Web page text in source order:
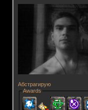
Абстрагирую
Awards